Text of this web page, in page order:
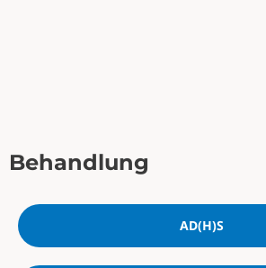
Behandlung
AD(H)S